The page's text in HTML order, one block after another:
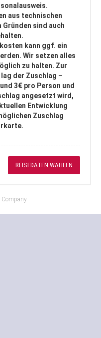
aus technischen
sind auch
kann ggf. ein
Wir setzen alles
zu halten. Zur
der Zuschlag –
3€ pro Person und
angesetzt wird,
Entwicklung
Zuschlag
REISEDATEN WÄHLEN
Company